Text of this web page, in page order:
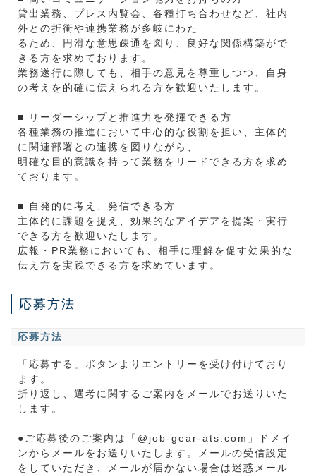
貸出業務、プレス内覧会、各種打ち合わせなど、社内
外との折衝や連携業務が多岐にわた
るため、円滑な意思疎通を図り、良好な関係構築がで
きる方を求めております。
業務遂行に際しても、相手の意見を尊重しつつ、自身
の考えを的確に伝えられる方を歓迎いたします。
■ リーダーシップと推進力を発揮できる方
各種業務の推進において中心的な役割を担い、主体的
に関連部署との連携を図りながら、
明確な目的意識を持って業務をリードできる方を求め
ております。
■ 自発的に考え、発信できる方
主体的に課題を捉え、効果的なアイデアを提案・実行
できる方を歓迎いたします。
広報・PR業務においても、相手に理解を促す効果的な
伝え方を実践できる方を求めています。
応募方法
応募方法
「応募する」ボタンよりエントリーを受け付けており
ます。
折り返し、選考に関するご案内をメールでお送りいた
します。
●ご応募後のご案内は「@job-gear-ats.com」ドメイ
ンからメールをお送りいたします。メールの受信設定
をしていただき、メールが届かない場合は迷惑メール